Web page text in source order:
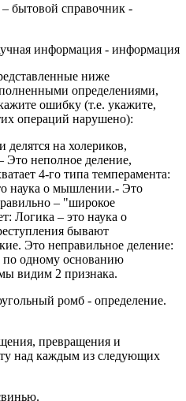
бытовой справочник -
информация - информация
ниже
определениями,
ошибку (т.е. укажите,
операций нарушено):
на холериков,
Это неполное деление,
4-го типа темперамента:
наука о мышлении.- Это
– "широкое
Логика – это наука о
бывают
Это неправильное деление:
по одному основанию
видим 2 признака.
ромб - определение.
превращения и
над каждым из следующих